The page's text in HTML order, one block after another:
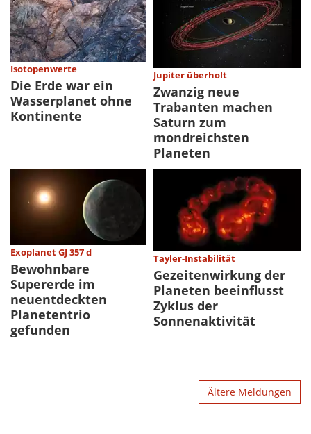
Isotopenwerte
Die Erde war ein
Wasserplanet ohne
Kontinente
Jupiter überholt
Zwanzig neue
Trabanten machen
Saturn zum
mondreichsten
Planeten
Exoplanet GJ 357 d
Bewohnbare
Supererde im
neuentdeckten
Planetentrio
gefunden
Tayler-Instabilität
Gezeitenwirkung der
Planeten beeinflusst
Zyklus der
Sonnenaktivität
Ältere Meldungen